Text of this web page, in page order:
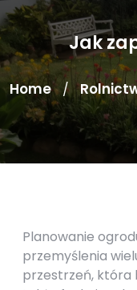
Jak
Home /
Planowanie
przemyślenia
przestrzeń, która